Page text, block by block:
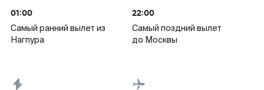
01:00
Самый ранний вылет из
Нагпура
22:00
Самый поздний вылет
до Москвы